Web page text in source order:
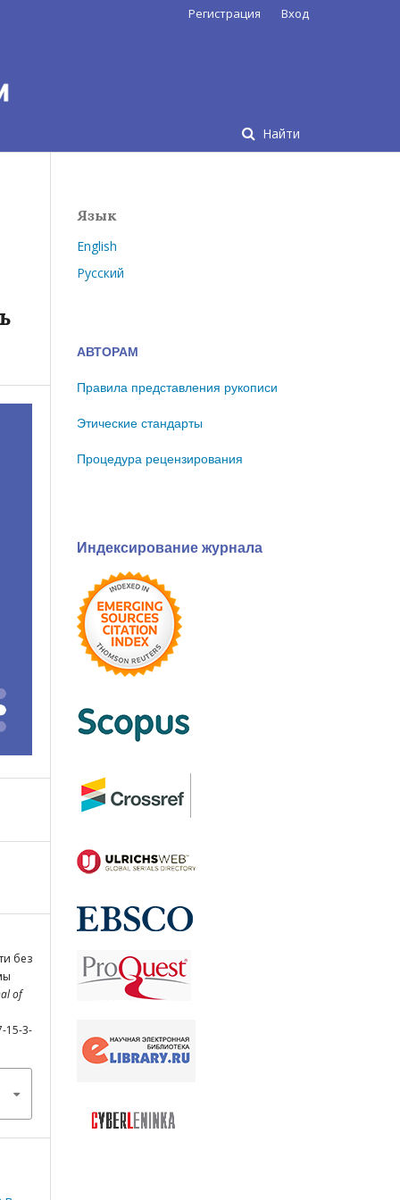
Найти
Регистрация Вход
без
of
15-3-
Язык
English
Русский
АВТОРАМ
Правила представления рукописи
Этические стандарты
Процедура рецензирования
Индексирование журнала